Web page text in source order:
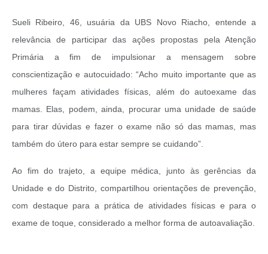
Sueli Ribeiro, 46, usuária da UBS Novo Riacho, entende a
relevância de participar das ações propostas pela Atenção
Primária a fim de impulsionar a mensagem sobre
conscientização e autocuidado: “Acho muito importante que as
mulheres façam atividades físicas, além do autoexame das
mamas. Elas, podem, ainda, procurar uma unidade de saúde
para tirar dúvidas e fazer o exame não só das mamas, mas
também do útero para estar sempre se cuidando”.
Ao fim do trajeto, a equipe médica, junto às gerências da
Unidade e do Distrito, compartilhou orientações de prevenção,
com destaque para a prática de atividades físicas e para o
exame de toque, considerado a melhor forma de autoavaliação.